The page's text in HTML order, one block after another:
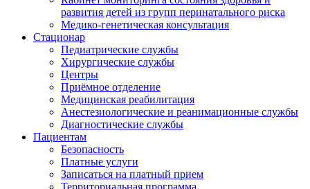
развития детей из групп перинатального риска
Медико-генетическая консультация
Стационар
Педиатрические службы
Хирургические службы
Центры
Приёмное отделение
Медицинская реабилитация
Анестезиологические и реанимационные службы
Диагностические службы
Пациентам
Безопасность
Платные услуги
Записаться на платный прием
Территориальная программа